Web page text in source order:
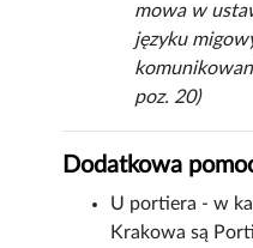
mowa w
języku
poz. 20)
Dodatkowa
U portiera - w
Krakowa są